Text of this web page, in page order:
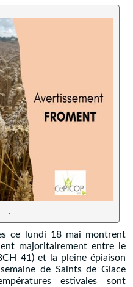
ce lundi 18 mai montrent
majoritairement entre le
41) et la pleine épiaison
de Saints de Glace
estivales sont